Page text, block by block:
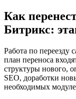
Как
Битрикс:
Работа по переезду
план переноса
структуры нового,
SEO, доработки
необходимых